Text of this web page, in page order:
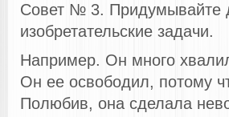
Совет № 3. Придумывайте
изобретательские задачи.
Например. Он много
Он ее освободил, потому
Полюбив, она сделала